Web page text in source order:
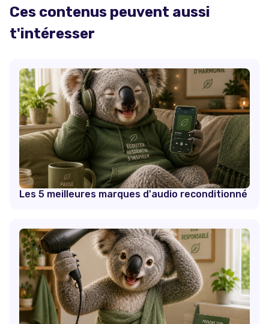
Ces contenus peuvent aussi
t'intéresser
Les 5 meilleures marques d'audio reconditionné